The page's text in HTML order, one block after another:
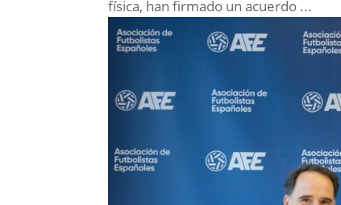
física, han firmado un acuerdo ...